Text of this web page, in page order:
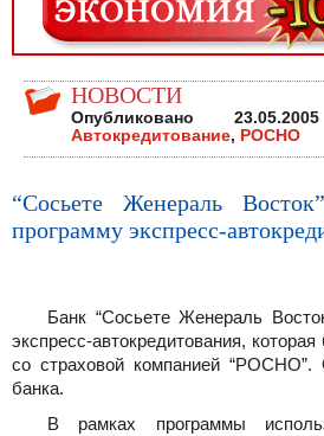
НОВОСТИ
Опубликовано
Автокредитование, РОСНО
“Сосьете Женераль
программу экспресс-
Банк “Сосьете Женераль
экспресс-автокредитования,
со страховой компанией
банка.
В рамках программы